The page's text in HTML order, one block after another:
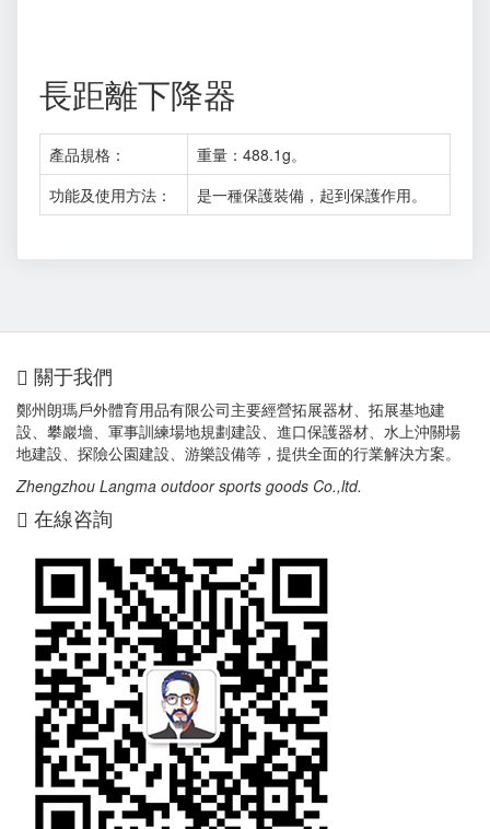
長距離下降器
產品規格：
重量：488.1g。
功能及使用方法：
是一種保護裝備，起到保護作用。
關于我們
鄭州朗瑪戶外體育用品有限公司主要經營拓展器材、拓展基地建
設、攀巖墻、軍事訓練場地規劃建設、進口保護器材、水上沖關場
地建設、探險公園建設、游樂設備等，提供全面的行業解決方案。
Zhengzhou Langma outdoor sports goods Co.,ltd.
在線咨詢